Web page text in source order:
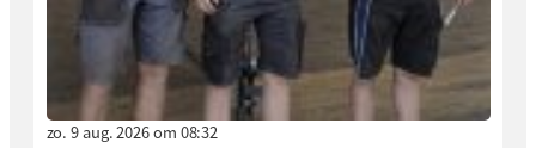
zo. 9 aug. 2026 om 08:32